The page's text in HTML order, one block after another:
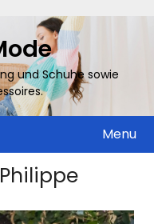
und Schuhe sowie
Menu